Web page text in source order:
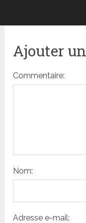
Ajouter
Commentaire:
Nom:
Adresse e-mail: